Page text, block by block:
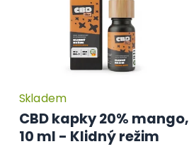
CBD kapky 20% mango,
10 ml - Klidný režim
Skladem